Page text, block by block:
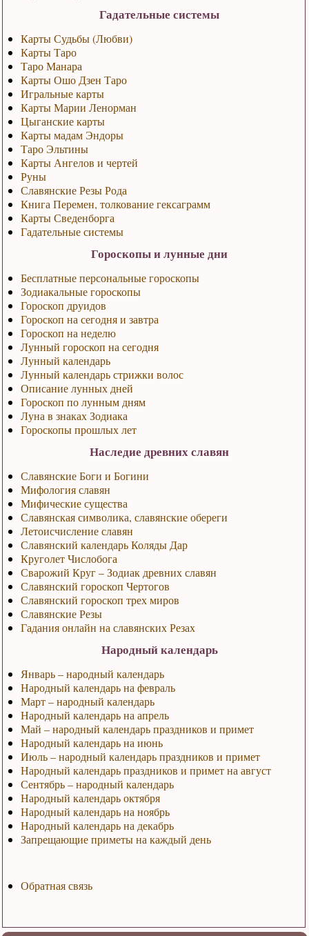
Гадательные системы
Карты Судьбы (Любви)
Карты Таро
Таро Манара
Карты Ошо Дзен Таро
Игральные карты
Карты Марии Ленорман
Цыганские карты
Карты мадам Эндоры
Таро Эльтины
Карты Ангелов и чертей
Руны
Славянские Резы Рода
Книга Перемен, толкование гексаграмм
Карты Сведенборга
Гадательные системы
Гороскопы и лунные дни
Бесплатные персональные гороскопы
Зодиакальные гороскопы
Гороскоп друидов
Гороскоп на сегодня и завтра
Гороскоп на неделю
Лунный гороскоп на сегодня
Лунный календарь
Лунный календарь стрижки волос
Описание лунных дней
Гороскоп по лунным дням
Луна в знаках Зодиака
Гороскопы прошлых лет
Наследие древних славян
Славянские Боги и Богини
Мифология славян
Мифические существа
Славянская символика, славянские обереги
Летоисчисление славян
Славянский календарь Коляды Дар
Круголет Числобога
Сварожий Круг – Зодиак древних славян
Славянский гороскоп Чертогов
Славянский гороскоп трех миров
Славянские Резы
Гадания онлайн на славянских Резах
Народный календарь
Январь – народный календарь
Народный календарь на февраль
Март – народный календарь
Народный календарь на апрель
Май – народный календарь праздников и примет
Народный календарь на июнь
Июль – народный календарь праздников и примет
Народный календарь праздников и примет на август
Сентябрь – народный календарь
Народный календарь октября
Народный календарь на ноябрь
Народный календарь на декабрь
Запрещающие приметы на каждый день
Обратная связь